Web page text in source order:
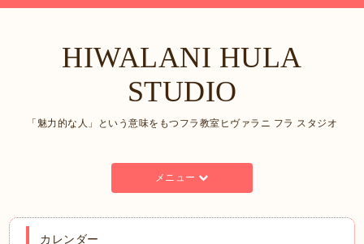
HIWALANI HULA
STUDIO
「魅力的な人」という意味をもつフラ教室ヒヴァラニ フラ スタジオ
メニュー
カレンダー